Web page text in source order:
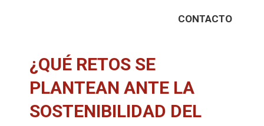
CONTACTO
¿QUÉ RETOS SE
PLANTEAN ANTE LA
SOSTENIBILIDAD DEL